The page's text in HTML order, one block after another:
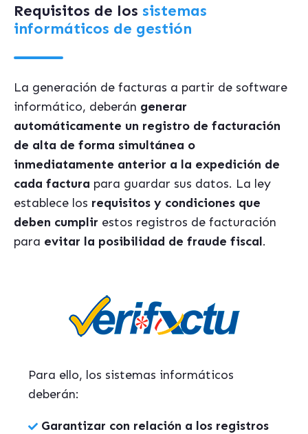
Requisitos de los sistemas
informáticos de gestión
La generación de facturas a partir de software
informático, deberán generar
automáticamente un registro de facturación
de alta de forma simultánea o
inmediatamente anterior a la expedición de
cada factura para guardar sus datos. La ley
establece los requisitos y condiciones que
deben cumplir estos registros de facturación
para evitar la posibilidad de fraude fiscal.
Para ello, los sistemas informáticos
deberán:
Garantizar con relación a los registros